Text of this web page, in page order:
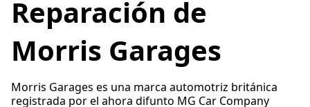
Reparación de
Morris Garages
Morris Garages es una marca automotriz británica
registrada por el ahora difunto MG Car Company